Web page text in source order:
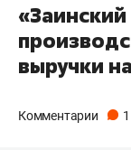
выручки
Комментарии 1